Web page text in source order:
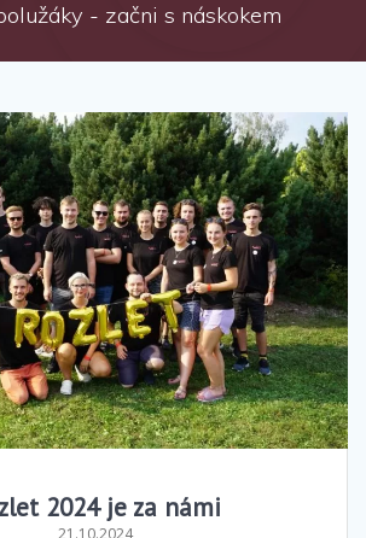
- začni s náskokem
2024 je za námi
21.10.2024